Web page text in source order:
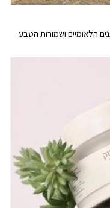
הלאומיים ושמורות הטבע